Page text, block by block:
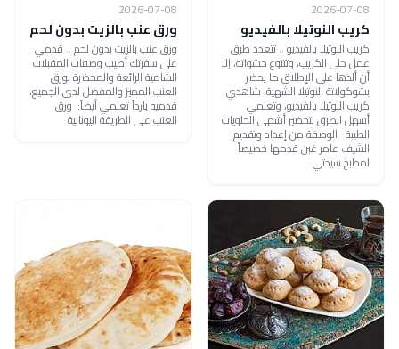
2026-07-08
كريب النوتيلا بالفيديو
كريب النوتيلا بالفيديو .. تتعدد طرق
عمل حلى الكريب، وتتنوع حشواته، إلا
أن ألذها على الإطلاق ما يحضر
بشوكولاتة النوتيلا الشهية، شاهدي
كريب النوتيلا بالفيديو، وتعلمي
أسهل الطرق لتحضير أشهى الحلويات
الطيبة الوصفة من إعداد وتقديم
الشيف عامر غبن قدمها خصيصاً
لمطبخ سيدتي
2026-07-08
ورق عنب بالزيت بدون لحم
ورق عنب بالزيت بدون لحم .. قدمي
على سفرتك أطيب وصفات المقبلات
الشامية الرائعة والمحضرة بورق
العنب المميز والمفضل لدى الجميع،
قدميه بارداً تعلمي أيضاً: ورق
العنب على الطريقة اليونانية